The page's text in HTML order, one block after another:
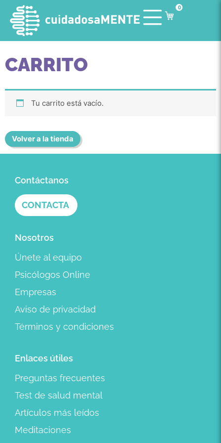
0
CARRITO
Tu carrito está vacío.
Volver a la tienda
Contáctanos
CONTACTA
Nosotros
Únete al equipo
Psicólogos Online
Empresas
Aviso de privacidad
Términos y condiciones
Enlaces útiles
Preguntas frecuentes
Test de salud mental
Artículos más leídos
Meditaciones